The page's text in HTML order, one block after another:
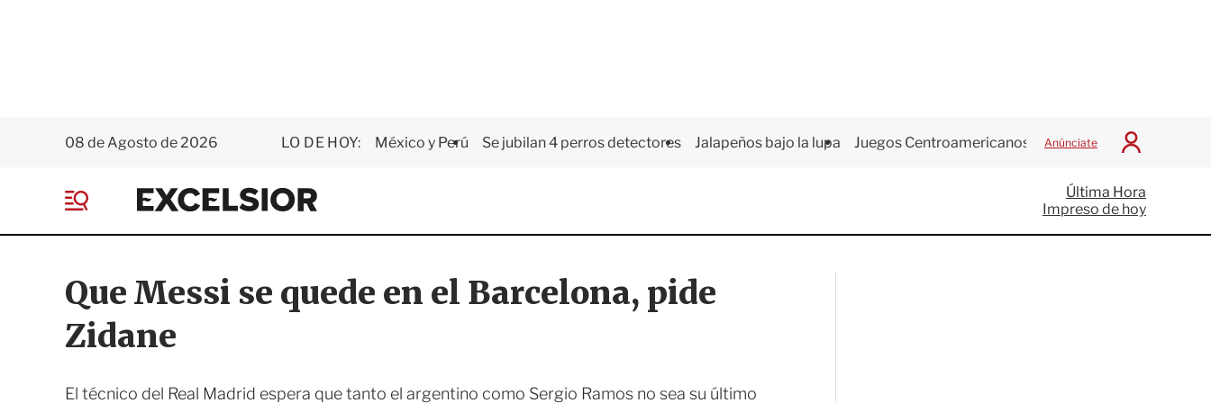
08 de Agosto de 2026 LO DE HOY: México y Perú Se jubilan 4 perros detectores Jalapeños bajo la lupa Juegos Centroamericanos Anúnciate
I
c
i
a
E
x
e
i
o
e
Última Hora
Impreso de hoy
Que Messi se quede en el Barcelona, pide
Zidane
El técnico del Real Madrid espera que tanto el argentino como Sergio Ramos no sea su último